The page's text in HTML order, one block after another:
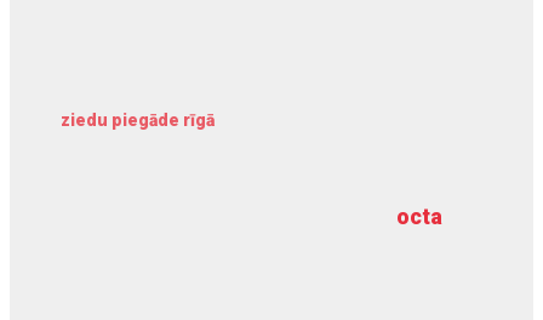
octa
ziedu piegāde rīgā
dziļurbums